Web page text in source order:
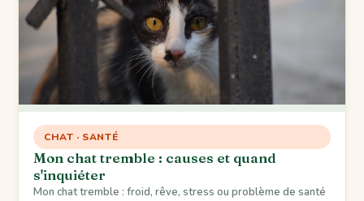
CHAT · SANTÉ
Mon chat tremble : causes et quand
s'inquiéter
Mon chat tremble : froid, rêve, stress ou problème de santé